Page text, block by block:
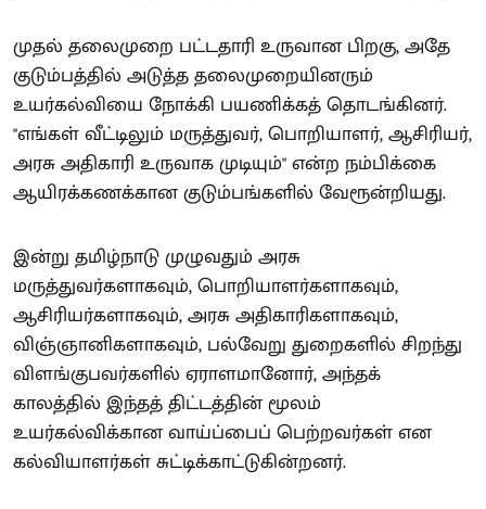
முதல் தலைமுறை பட்டதாரி உருவான பிறகு, அதே
குடும்பத்தில் அடுத்த தலைமுறையினரும்
உயர்கல்வியை நோக்கி பயணிக்கத் தொடங்கினர்.
"எங்கள் வீட்டிலும் மருத்துவர், பொறியாளர், ஆசிரியர்,
அரசு அதிகாரி உருவாக முடியும்" என்ற நம்பிக்கை
ஆயிரக்கணக்கான குடும்பங்களில் வேரூன்றியது.
இன்று தமிழ்நாடு முழுவதும் அரசு
மருத்துவர்களாகவும், பொறியாளர்களாகவும்,
ஆசிரியர்களாகவும், அரசு அதிகாரிகளாகவும்,
விஞ்ஞானிகளாகவும், பல்வேறு துறைகளில் சிறந்து
விளங்குபவர்களில் ஏராளமானோர், அந்தக்
காலத்தில் இந்தத் திட்டத்தின் மூலம்
உயர்கல்விக்கான வாய்ப்பைப் பெற்றவர்கள் என
கல்வியாளர்கள் சுட்டிக்காட்டுகின்றனர்.